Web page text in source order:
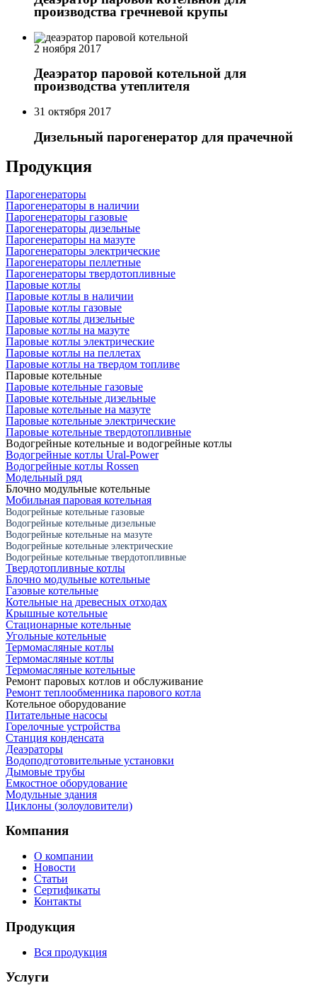
производства гречневой крупы
2 ноября 2017
Деаэратор паровой котельной для
производства утеплителя
31 октября 2017
Дизельный парогенератор для прачечной
Продукция
Парогенераторы
Парогенераторы в наличии
Парогенераторы газовые
Парогенераторы дизельные
Парогенераторы на мазуте
Парогенераторы электрические
Парогенераторы пеллетные
Парогенераторы твердотопливные
Паровые котлы
Паровые котлы в наличии
Паровые котлы газовые
Паровые котлы дизельные
Паровые котлы на мазуте
Паровые котлы электрические
Паровые котлы на пеллетах
Паровые котлы на твердом топливе
Паровые котельные
Паровые котельные газовые
Паровые котельные дизельные
Паровые котельные на мазуте
Паровые котельные электрические
Паровые котельные твердотопливные
Водогрейные котельные и водогрейные котлы
Водогрейные котлы Ural-Power
Водогрейные котлы Rossen
Модельный ряд
Блочно модульные котельные
Мобильная паровая котельная
Водогрейные котельные газовые
Водогрейные котельные дизельные
Водогрейные котельные на мазуте
Водогрейные котельные электрические
Водогрейные котельные твердотопливные
Твердотопливные котлы
Блочно модульные котельные
Газовые котельные
Котельные на древесных отходах
Крышные котельные
Стационарные котельные
Угольные котельные
Термомасляные котлы
Термомасляные котлы
Термомасляные котельные
Ремонт паровых котлов и обслуживание
Ремонт теплообменника парового котла
Котельное оборудование
Питательные насосы
Горелочные устройства
Станция конденсата
Деаэраторы
Водоподготовительные установки
Дымовые трубы
Емкостное оборудование
Mодульные здания
Циклоны (золоуловители)
Компания
О компании
Новости
Статьи
Сертификаты
Контакты
Продукция
Вся продукция
Услуги